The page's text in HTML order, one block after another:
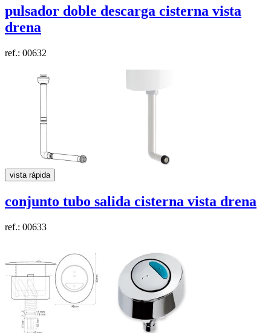
pulsador doble descarga cisterna vista
drena
ref.: 00632
vista rápida
conjunto tubo salida cisterna vista drena
ref.: 00633